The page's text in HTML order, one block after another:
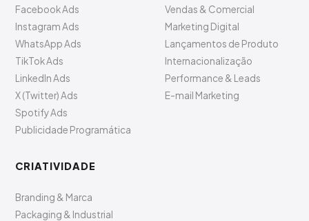
Facebook Ads
Instagram Ads
WhatsApp Ads
TikTok Ads
LinkedIn Ads
X (Twitter) Ads
Spotify Ads
Publicidade Programática
Vendas & Comercial
Marketing Digital
Lançamentos de Produto
Internacionalização
Performance & Leads
E-mail Marketing
CRIATIVIDADE
Branding & Marca
Packaging & Industrial